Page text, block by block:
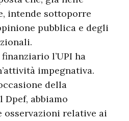
intende sottoporre
pubblica e degli
l’UPI ha
impegnativa.
della
abbiamo
relative ai